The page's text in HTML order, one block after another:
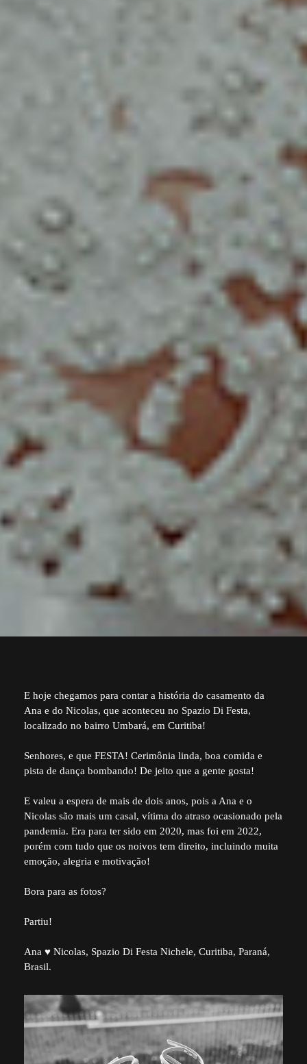
E hoje chegamos para contar a história do casamento da
Ana e do Nicolas, que aconteceu no Spazio Di Festa,
localizado no bairro Umbará, em Curitiba!
Senhores, e que FESTA! Cerimônia linda, boa comida e
pista de dança bombando! De jeito que a gente gosta!
E valeu a espera de mais de dois anos, pois a Ana e o
Nicolas são mais um casal, vítima do atraso ocasionado pela
pandemia. Era para ter sido em 2020, mas foi em 2022,
porém com tudo que os noivos tem direito, incluindo muita
emoção, alegria e motivação!
Bora para as fotos?
Partiu!
Ana ♥ Nicolas, Spazio Di Festa Nichele, Curitiba, Paraná,
Brasil.